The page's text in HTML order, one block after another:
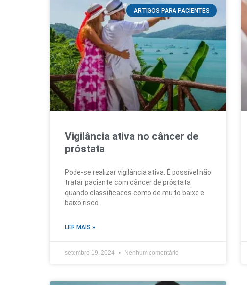
ARTIGOS PARA PACIENTES
Vigilância ativa no câncer de
próstata
Pode-se realizar vigilância ativa. É possível não
tratar paciente com câncer de próstata
quando classificados como de muito baixo e
baixo risco.
LER MAIS »
setembro 19, 2024 Nenhum comentário